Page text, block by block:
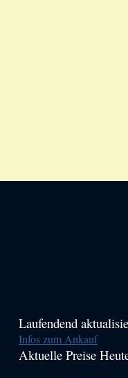
Haupt-
Sidebar
Laufendend
Infos zum Ankauf
Aktuelle Preise